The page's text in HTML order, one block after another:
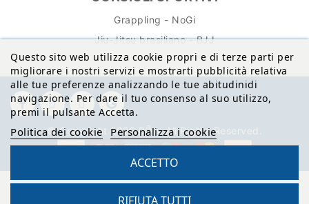
Grappling - NoGi
Jiu-Jitsu brasiliano - BJJ
Questo sito web utilizza cookie propri e di terze parti per
migliorare i nostri servizi e mostrarti pubblicità relativa
alle tue preferenze analizzando le tue abitudinidi
navigazione. Per dare il tuo consenso al suo utilizzo,
premi il pulsante Accetta.
Politica dei cookie Personalizza i cookie
RIFIUTA TUTTI
ACCETTO
© Copyright 2026 BŌA. All Rights Reserved.